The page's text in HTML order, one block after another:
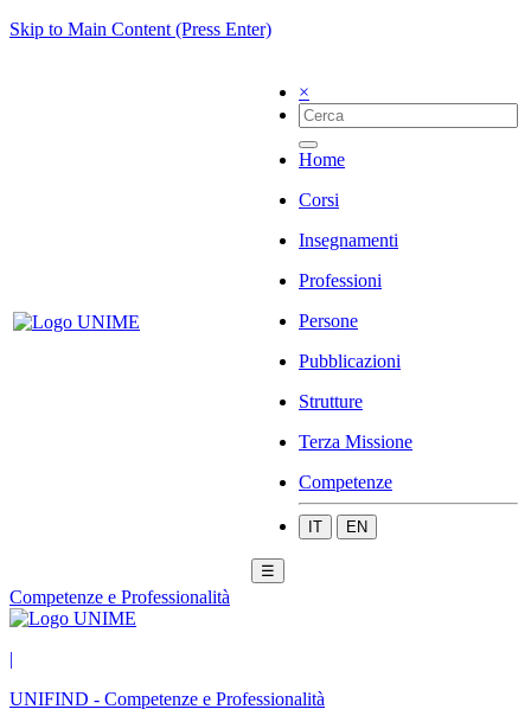
Skip to Main Content (Press Enter)
×
Home
Corsi
Insegnamenti
Professioni
Persone
Pubblicazioni
Strutture
Terza Missione
Competenze
IT EN
☰
Competenze e Professionalità
|
UNIFIND - Competenze e Professionalità